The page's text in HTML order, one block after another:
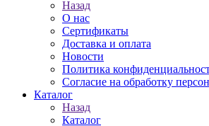
Назад
О нас
Сертификаты
Доставка и оплата
Новости
Политика
Согласие на обработку
Каталог
Назад
Каталог